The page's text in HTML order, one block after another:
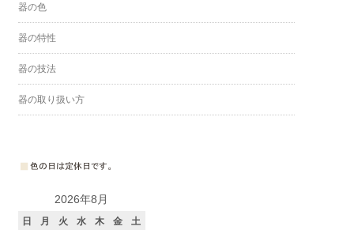
器の色
器の特性
器の技法
器の取り扱い方
2026年8月
日 月 火 水 木 金
土